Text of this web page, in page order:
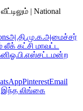
| National
அ.தி.மு.க.அமைச்சர்
கட்சி மாவட்ட
ஓ.பி.எஸ்சட்டமன்ற
PinterestEmail